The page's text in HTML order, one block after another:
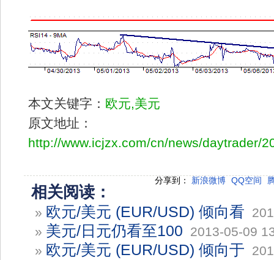
本文关键字： 欧元,美元
原文地址：
http://www.icjzx.com/cn/news/daytrader/
分享到： 新浪微博 QQ空间
相关阅读：
» 欧元/美元 (EUR/USD) 倾向看
» 美元/日元仍看至100 2013-05-09
» 欧元/美元 (EUR/USD) 倾向于